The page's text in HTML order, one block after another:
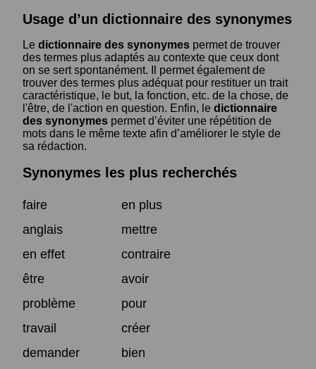
Usage d’un dictionnaire des synonymes
Le dictionnaire des synonymes permet de trouver
des termes plus adaptés au contexte que ceux dont
on se sert spontanément. Il permet également de
trouver des termes plus adéquat pour restituer un trait
caractéristique, le but, la fonction, etc. de la chose, de
l'être, de l'action en question. Enfin, le dictionnaire
des synonymes permet d’éviter une répétition de
mots dans le même texte afin d’améliorer le style de
sa rédaction.
Synonymes les plus recherchés
faire
en plus
anglais
mettre
en effet
contraire
être
avoir
problème
pour
travail
créer
demander
bien